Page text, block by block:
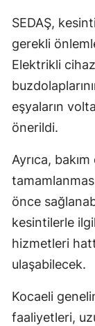
SEDAŞ,
gerekli
Elektrikli
eşyaların
önerildi.
Ayrıca,
önce
kesintilerle
hizmetleri
ulaşabilecek.
Kocaeli
faaliyetleri,